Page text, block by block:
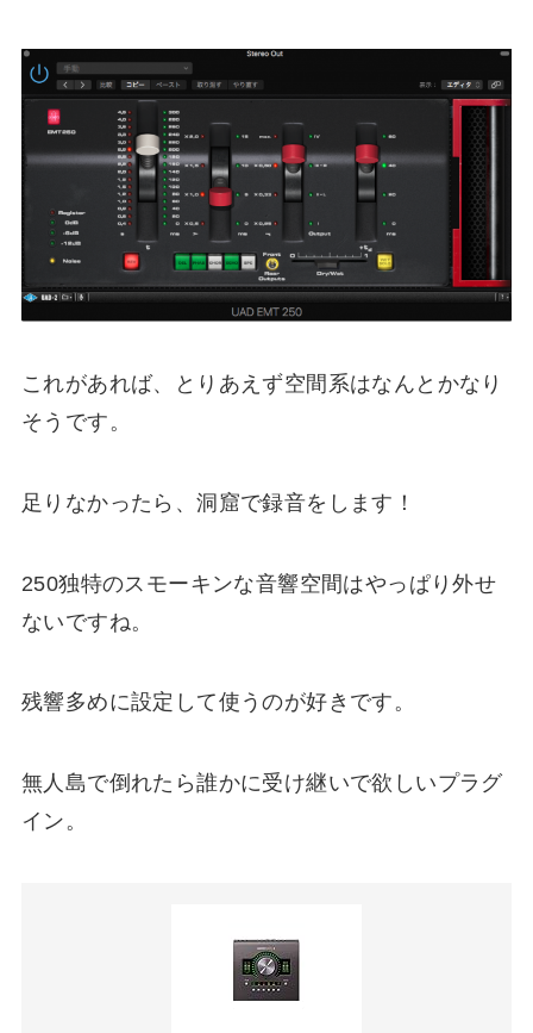
これがあれば、とりあえず空間系はなんとかなり
そうです。
足りなかったら、洞窟で録音をします！
250独特のスモーキンな音響空間はやっぱり外せ
ないですね。
残響多めに設定して使うのが好きです。
無人島で倒れたら誰かに受け継いで欲しいプラグ
イン。